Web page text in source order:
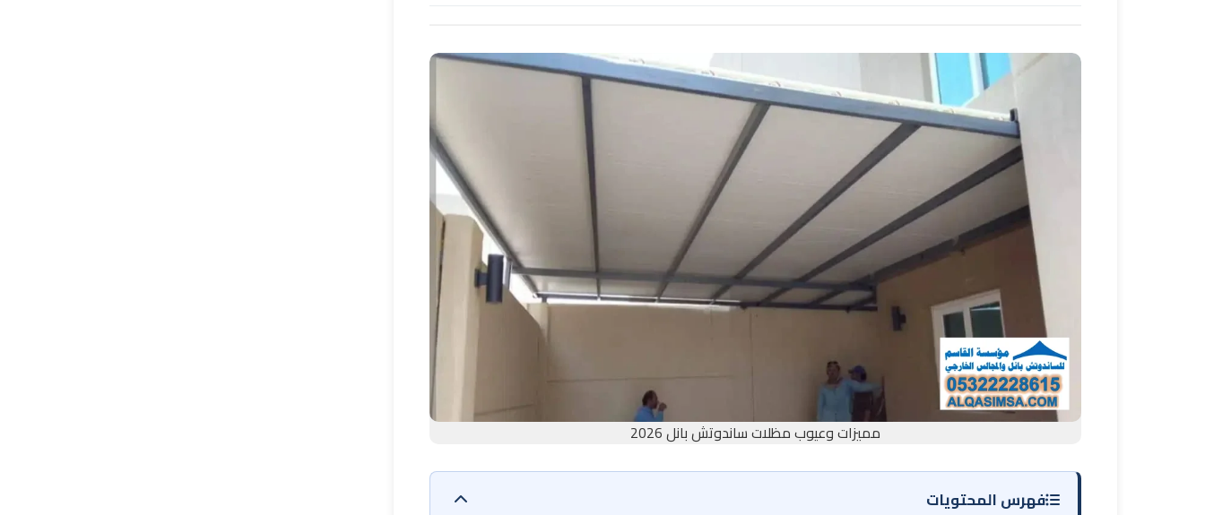
مميزات وعيوب مظلات ساندوتش بانل 2026
فهرس المحتويات